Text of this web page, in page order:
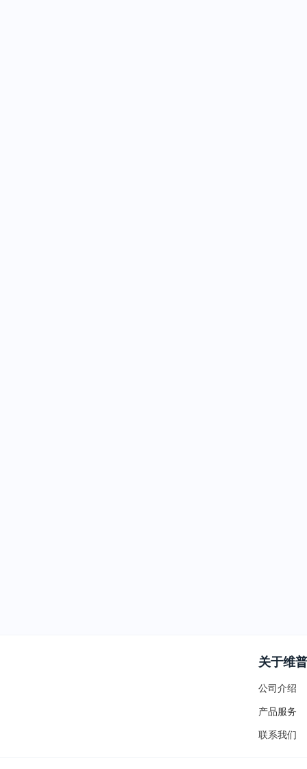
关于维普
公司介绍
产品服务
联系我们